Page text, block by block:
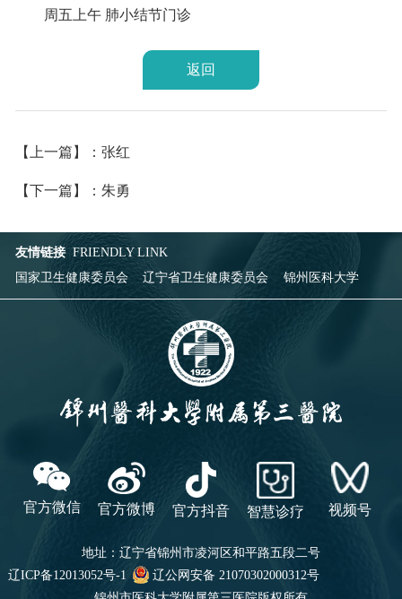
周五上午 肺小结节门诊
返回
【上一篇】：张红
【下一篇】：朱勇
友情链接FRIENDLY LINK
国家卫生健康委员会
辽宁省卫生健康委员会 锦州医科大学
官方微信 官方微博 官方抖音 智慧诊疗 视频号
地址：辽宁省锦州市凌河区和平路五段二号
辽ICP备12013052号-1
辽公网安备 21070302000312号